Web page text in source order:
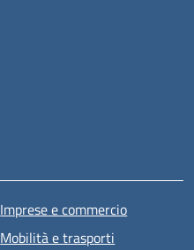
Imprese e commercio
Mobilità e trasporti